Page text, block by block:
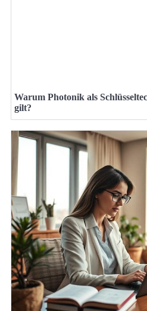
Warum Photonik als
gilt?